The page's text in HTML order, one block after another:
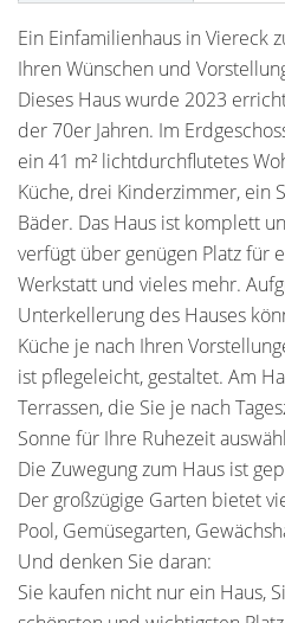
Ein Einfamilienhaus in Viereck
Ihren Wünschen und
Dieses Haus wurde 2023
der 70er Jahren. Im
ein 41 m² lichtdurchflutetes
Küche, drei Kinderzimmer, ein
Bäder. Das Haus ist komplett
verfügt über genügen Platz für
Werkstatt und vieles mehr.
Unterkellerung des Hauses
Küche je nach Ihren
ist pflegeleicht, gestaltet. Am
Terrassen, die Sie je nach
Sonne für Ihre Ruhezeit
Die Zuwegung zum Haus ist
Der großzügige Garten bietet
Pool, Gemüsegarten,
Und denken Sie daran:
Sie kaufen nicht nur ein Haus,